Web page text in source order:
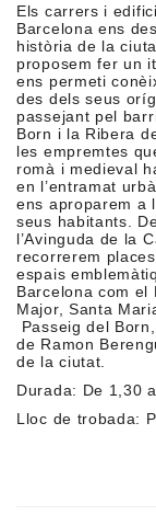
Els carrers i
Barcelona ens
història de la
proposem fer un
ens permeti
des dels seus
passejant pel
Born i la Ribera
les empremtes
romà i medieval
en l’entramat
ens aproparem a
seus habitants.
l’Avinguda de la
recorrerem
espais
Barcelona com el
Major, Santa
Passeig del
de Ramon
de la ciutat.
Durada: De 1,30
Lloc de trobada: